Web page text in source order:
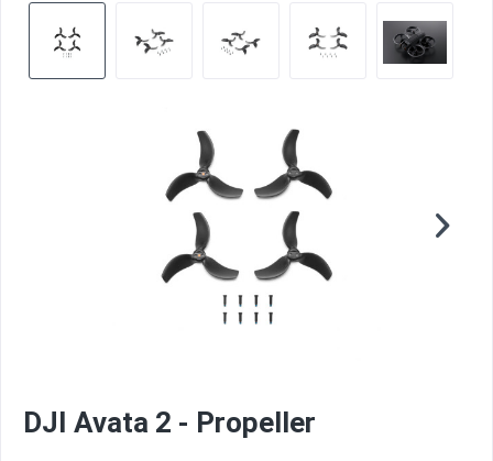
DJI Avata 2 - Propeller